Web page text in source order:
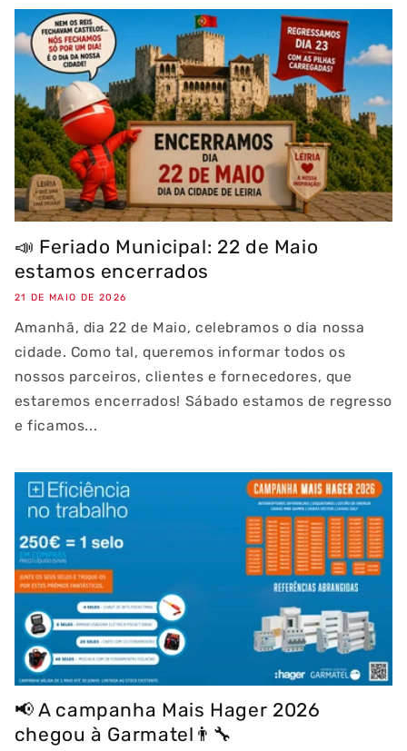
📣 Feriado Municipal: 22 de Maio
estamos encerrados
21 DE MAIO DE 2026
Amanhã, dia 22 de Maio, celebramos o dia nossa
cidade. Como tal, queremos informar todos os
nossos parceiros, clientes e fornecedores, que
estaremos encerrados! Sábado estamos de regresso
e ficamos...
📢 A campanha Mais Hager 2026
chegou à Garmatel👨‍🔧